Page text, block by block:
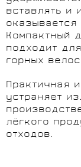
вставлять и
Компактный
подходит
горных
Практичная
устраняет
лёгкого
отходов.